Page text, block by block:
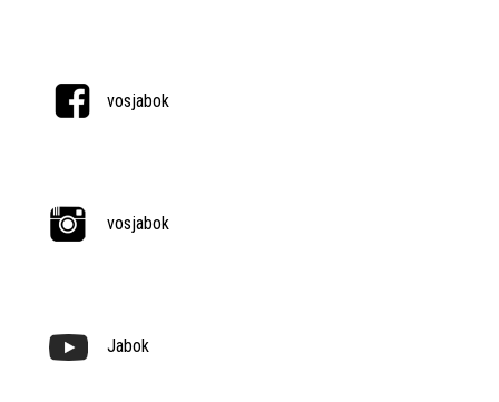
vosjabok
vosjabok
Jabok